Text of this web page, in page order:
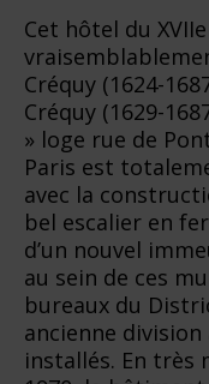
Cet hôtel du
Créquy (1624-
Créquy (1629-
» loge rue de
Paris est
avec la
bel escalier en
d’un nouvel
au sein de ces
bureaux du
ancienne
installés. En très